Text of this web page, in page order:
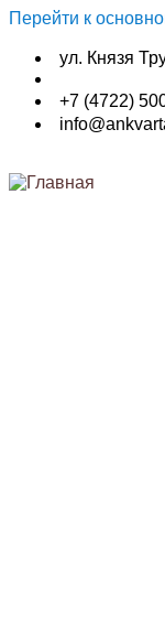
Перейти к
ул. Князя
+7 (4722)